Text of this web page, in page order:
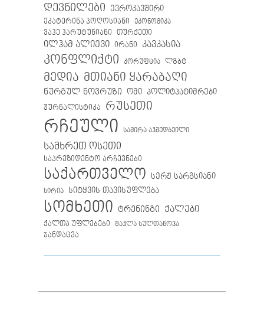
დევნილები
ევროკავშირი
ეკატერინა პოღოსიანი
ეკონომიკა
ვაჰე ჰარუტუნიანი თურქეთი
ილჰამ ალიევი ირანი კავკასია
კონფლიქტი კორუფცია ლგბტ
მედია მთიანი ყარაბაღი
ნურგულ ნოვრუზი ომი პოლიტპატიმრები
ჟურნალისტიკა
რუსეთი
რჩეული სამირა აჰმედბეილი
სამხრეთ ოსეთი
საპრეზიდენტო არჩევნები
საქართველო სერჟ სარგსიანი
სირია სიტყვის თავისუფლება
სომხეთი ტრენინგი ქალები
ქალთა უფლებები შაჰლა სულთანოვა
ჯანდაცვა